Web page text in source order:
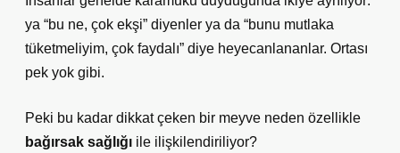
ya “bu ne, çok ekşi” diyenler ya da “bunu mutlaka
tüketmeliyim, çok faydalı” diye heyecanlananlar. Ortası
pek yok gibi.
Peki bu kadar dikkat çeken bir meyve neden özellikle
bağırsak sağlığı ile ilişkilendiriliyor?